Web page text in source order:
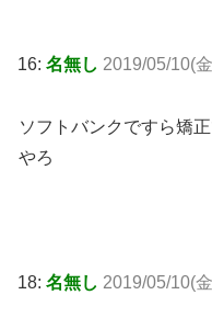
16: 名無し 2019/05/10(
ソフトバンクですら矯
やろ
18: 名無し 2019/05/10(